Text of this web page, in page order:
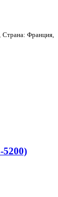
Страна: Франция,
5200)